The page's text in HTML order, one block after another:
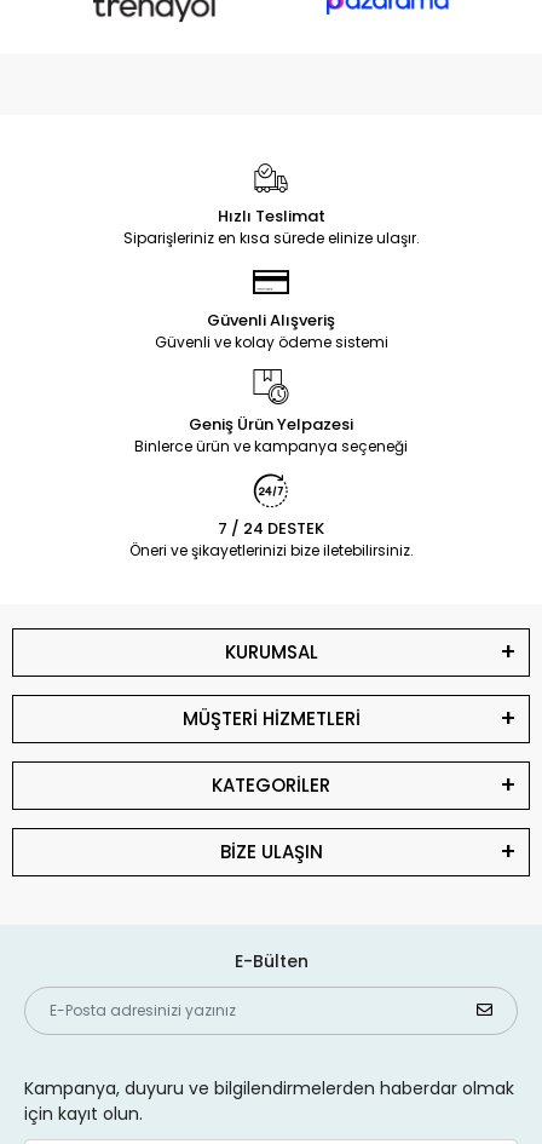
Hızlı Teslimat
Siparişleriniz en kısa sürede elinize ulaşır.
Güvenli Alışveriş
Güvenli ve kolay ödeme sistemi
Geniş Ürün Yelpazesi
Binlerce ürün ve kampanya seçeneği
7 / 24 DESTEK
Öneri ve şikayetlerinizi bize iletebilirsiniz.
KURUMSAL
MÜŞTERİ HİZMETLERİ
KATEGORİLER
BİZE ULAŞIN
E-Bülten
Kampanya, duyuru ve bilgilendirmelerden haberdar olmak
için kayıt olun.